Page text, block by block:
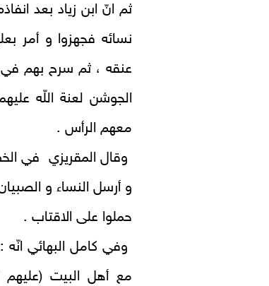
ثم انّ ابن زياد بعد
نسائه فجهزوا و أمر
عنقه ، ثم سرح بهم في
الجوشن لعنة اللّه
معهم الرأس‏ .
وقال المقريزي‏ في
و أرسل النساء و
حملوا على الاقتاب‏ .
وفي كامل البهائي
مع أهل البيت